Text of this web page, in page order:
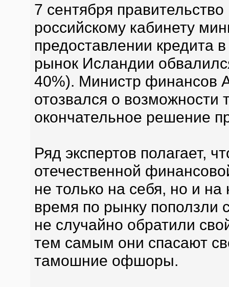
7 сентября
российскому кабинету
предоставлении
рынок Исландии
40%). Министр финансов
отозвался о возможности
окончательное решение
Ряд экспертов полагает,
отечественной
не только на себя, но и
время по рынку поползли
не случайно обратили
тем самым они спасают
тамошние офшоры.